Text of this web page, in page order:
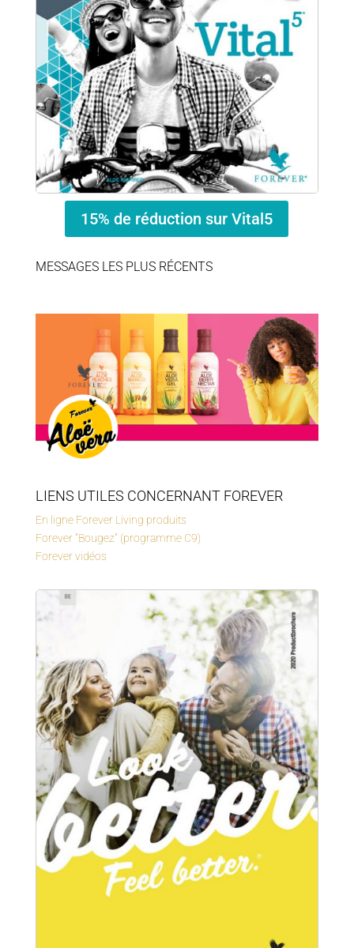
15% de réduction sur Vital5
MESSAGES LES PLUS RÉCENTS
LIENS UTILES CONCERNANT FOREVER
En ligne Forever Living produits
Forever "Bougez" (programme C9)
Forever vidéos